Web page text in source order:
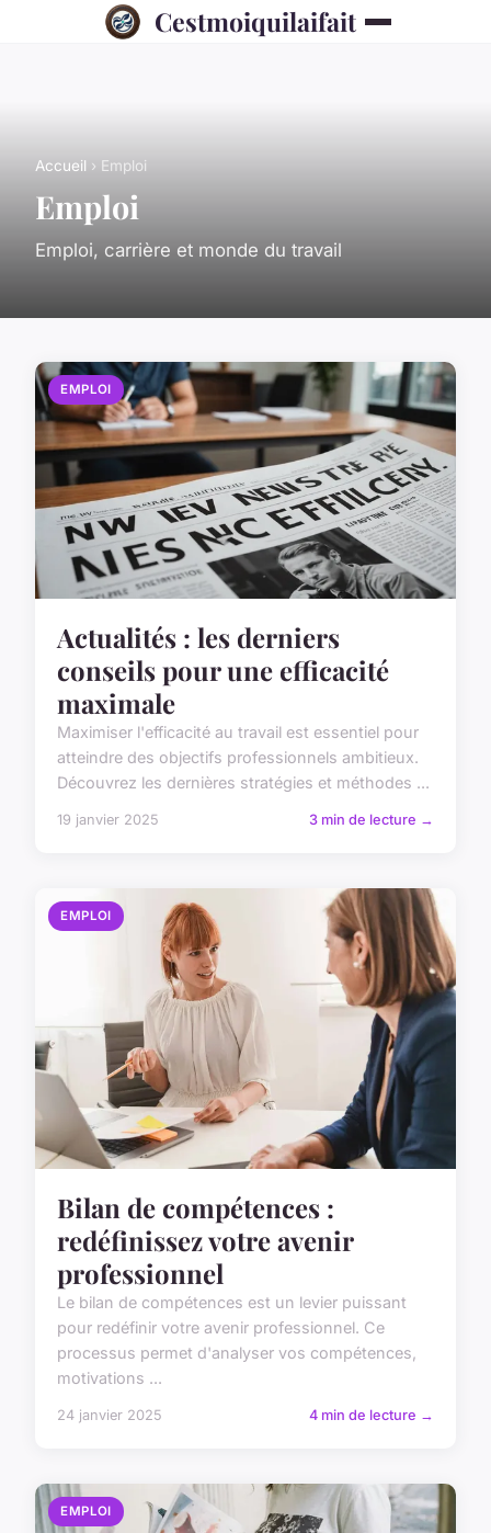
Cestmoiquilaifait
Accueil › Emploi
Emploi
Emploi, carrière et monde du travail
EMPLOI
Actualités : les derniers
conseils pour une efficacité
maximale
Maximiser l'efficacité au travail est essentiel pour
atteindre des objectifs professionnels ambitieux.
Découvrez les dernières stratégies et méthodes ...
19 janvier 2025 3 min de lecture →
EMPLOI
Bilan de compétences :
redéfinissez votre avenir
professionnel
Le bilan de compétences est un levier puissant
pour redéfinir votre avenir professionnel. Ce
processus permet d'analyser vos compétences,
motivations ...
24 janvier 2025 4 min de lecture →
EMPLOI